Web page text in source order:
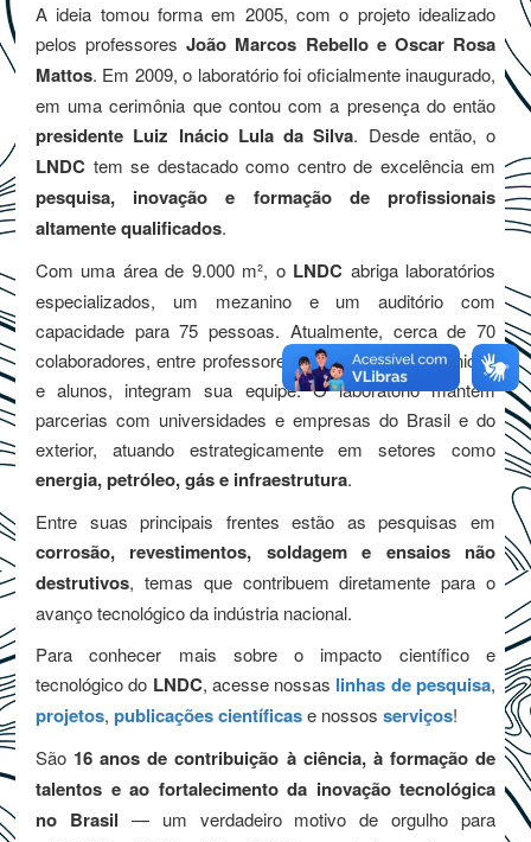
A ideia tomou forma em 2005, com o projeto idealizado
pelos professoresJoão Marcos Rebello e Oscar Rosa
Mattos. Em 2009, o laboratório foi oficialmente inaugurado,
em uma cerimônia que contou com a presença do então
presidente Luiz Inácio Lula da Silva. Desde então, o
LNDC tem se destacado como centro de excelência em
pesquisa, inovação e formação de profissionais
altamente qualificados.
Com uma área de 9.000 m², o LNDC abriga laboratórios
especializados, um mezanino e um auditório com
capacidade para 75 pessoas. Atualmente, cerca de 70
colaboradores, entre professores, pesquisadores, técnicos
e alunos, integram sua equipe. O laboratório mantém
parcerias com universidades e empresas do Brasil e do
exterior, atuando estrategicamente em setores como
energia, petróleo, gás e infraestrutura.
Entre suas principais frentes estão as pesquisas em
corrosão, revestimentos, soldagem e ensaios não
destrutivos, temas que contribuem diretamente para o
avanço tecnológico da indústria nacional.
Para conhecer mais sobre o impacto científico e
tecnológico do LNDC, acesse nossas linhas de pesquisa,
projetos, publicações científicase nossos serviços!
São 16 anos de contribuição à ciência, à formação de
talentos e ao fortalecimento da inovação tecnológica
no Brasil — um verdadeiro motivo de orgulho para